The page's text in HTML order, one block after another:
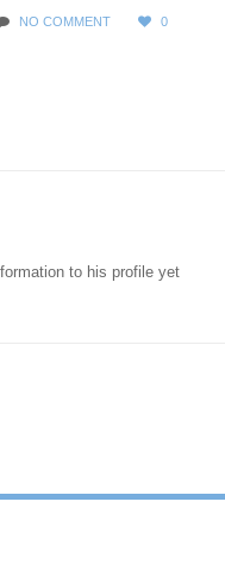
NO COMMENT 0
to his profile yet